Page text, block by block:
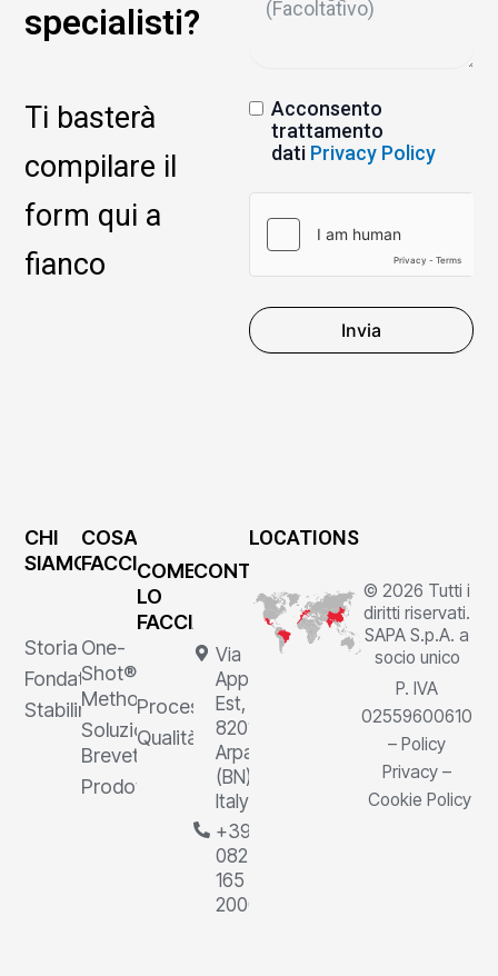
specialisti?
Ti basterà
compilare il
form qui a
fianco
Acconsento
trattamento
dati Privacy Policy
Invia
CHI
SIAMO
Storia
Fondatore
Stabilimenti
COSA
FACCIAMO
One-
Shot®
Method
Soluzioni
Brevettate
Prodotti
COME
LO
FACCIAMO
Processi
Qualità
CONTATTI
Via
Appia
Est, 1,
82011
Arpaia
(BN),
Italy
+39
0823
165
2000
LOCATIONS
© 2026 Tutti i
diritti riservati.
SAPA S.p.A. a
socio unico
P. IVA
02559600610
–Policy
Privacy –
Cookie Policy